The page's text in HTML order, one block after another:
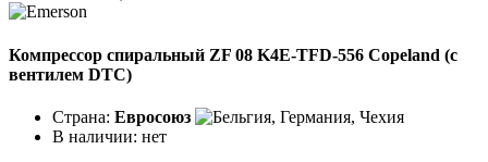
Компрессор спиральный ZF 08 K4E-TFD-556 Copeland (с
вентилем DTC)
Страна: Евросоюз
В наличии: нет